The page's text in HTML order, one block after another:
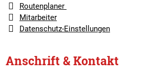
Routenplaner
Mitarbeiter
Datenschutz-Einstellungen
Anschrift & Kontakt